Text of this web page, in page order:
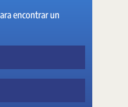
encontrar un